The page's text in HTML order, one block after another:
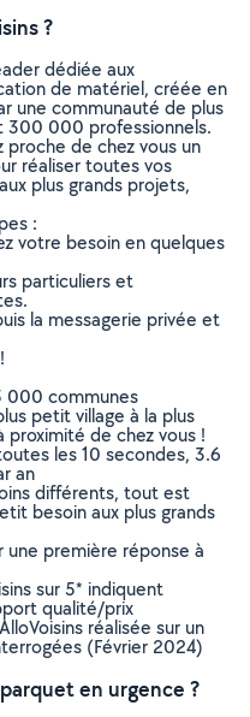
?
dédiée aux
de matériel, créée en
une communauté de plus
300 000 professionnels.
de chez vous un
réaliser toutes vos
plus grands projets,
:
votre besoin en quelques
particuliers et
la messagerie privée et
000 communes
petit village à la plus
proximité de chez vous !
les 10 secondes, 3.6
an
différents, tout est
besoin aux plus grands
une première réponse à
sur 5* indiquent
qualité/prix
réalisée sur un
(Février 2024)
en urgence ?